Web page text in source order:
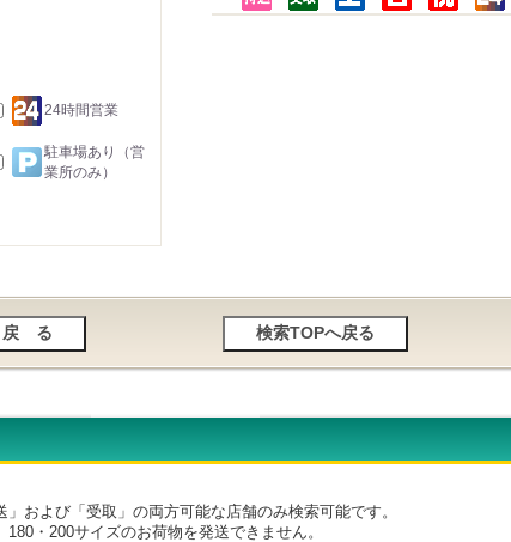
24時間営業
駐車場あり（営
業所のみ）
および「受取」の両方可能な店舗のみ検索可能です。
・200サイズのお荷物を発送できません。